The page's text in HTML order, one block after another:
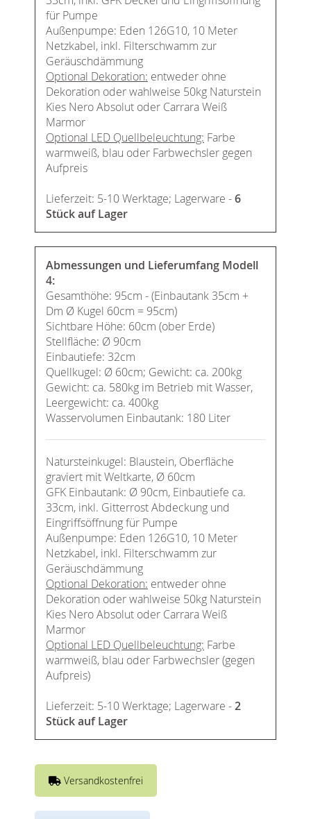
für Pumpe
Außenpumpe: Eden 126G10, 10 Meter
Netzkabel, inkl. Filterschwamm zur
Geräuschdämmung
Optional Dekoration: entweder ohne
Dekoration oder wahlweise 50kg Naturstein
Kies Nero Absolut oder Carrara Weiß
Marmor
Optional LED Quellbeleuchtung: Farbe
warmweiß, blau oder Farbwechsler gegen
Aufpreis
Lieferzeit: 5-10 Werktage; Lagerware -6
Stück auf Lager
Abmessungen und Lieferumfang Modell
4:
Gesamthöhe: 95cm - (Einbautank 35cm +
Dm Ø Kugel 60cm = 95cm)
Sichtbare Höhe: 60cm (ober Erde)
Stellfläche: Ø 90cm
Einbautiefe: 32cm
Quellkugel: Ø 60cm; Gewicht: ca. 200kg
Gewicht: ca. 580kg im Betrieb mit Wasser,
Leergewicht: ca. 400kg
Wasservolumen Einbautank: 180 Liter
Natursteinkugel: Blaustein, Oberfläche
graviert mit Weltkarte, Ø 60cm
GFK Einbautank: Ø 90cm, Einbautiefe ca.
33cm, inkl. Gitterrost Abdeckung und
Eingriffsöffnung für Pumpe
Außenpumpe: Eden 126G10, 10 Meter
Netzkabel, inkl. Filterschwamm zur
Geräuschdämmung
Optional Dekoration: entweder ohne
Dekoration oder wahlweise 50kg Naturstein
Kies Nero Absolut oder Carrara Weiß
Marmor
Optional LED Quellbeleuchtung: Farbe
warmweiß, blau oder Farbwechsler (gegen
Aufpreis)
Lieferzeit: 5-10 Werktage; Lagerware -2
Stück auf Lager
Versandkostenfrei